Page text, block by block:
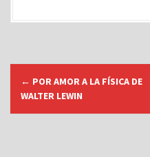
v
← POR AMOR A LA FÍSICA DE
WALTER LEWIN